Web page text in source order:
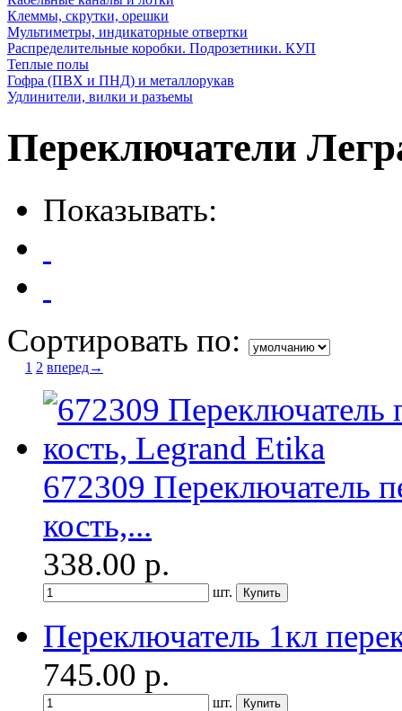
Клеммы, скрутки, орешки
Мультиметры, индикаторные отвертки
Распределительные коробки. Подрозетники. КУП
Теплые полы
Гофра (ПВХ и ПНД) и металлорукав
Удлинители, вилки и разъемы
Переключатели
Показывать:
Сортировать по:
1 2 вперед→
672309 Переключатель
кость,...
338.00 р.
шт.
Переключатель 1кл
745.00 р.
шт.